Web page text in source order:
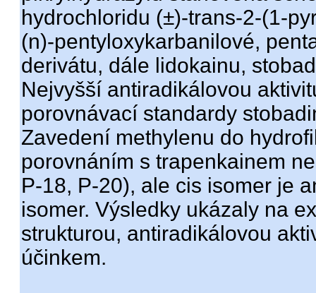
hydrochloridu (±)-trans-2-(1-
(n)-pentyloxykarbanilové,
derivátu, dále lidokainu,
Nejvyšší antiradikálovou
porovnávací standardy
Zavedení methylenu do
porovnáním s trapenkainem
P-18, P-20), ale cis isomer je
isomer. Výsledky ukázaly na
strukturou, antiradikálovou
účinkem.